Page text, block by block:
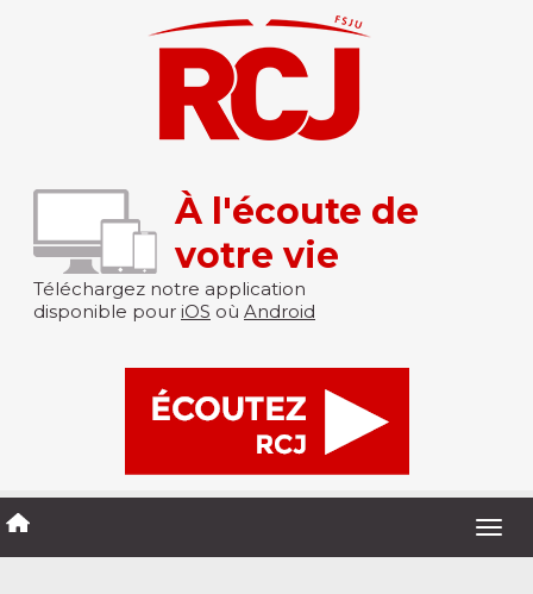
À l'écoute de
votre vie
Téléchargez notre application
disponible pour iOS où Android